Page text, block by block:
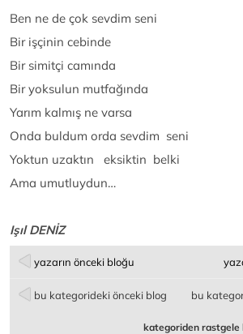
Ben ne de çok sevdim seni
Bir işçinin cebinde
Bir simitçi camında
Bir yoksulun mutfağında
Yarım kalmış ne varsa
Onda buldum orda sevdim seni
Yoktun uzaktın eksiktin belki
Ama umutluydun…
Işıl DENİZ
yazarın önceki bloğu
bu kategorideki önceki blog bu
kategoriden rastgele